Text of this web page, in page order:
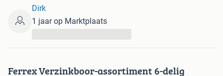
Ferrex Verzinkboor-assortiment 6-delig
Dirk
1 jaar op Marktplaats